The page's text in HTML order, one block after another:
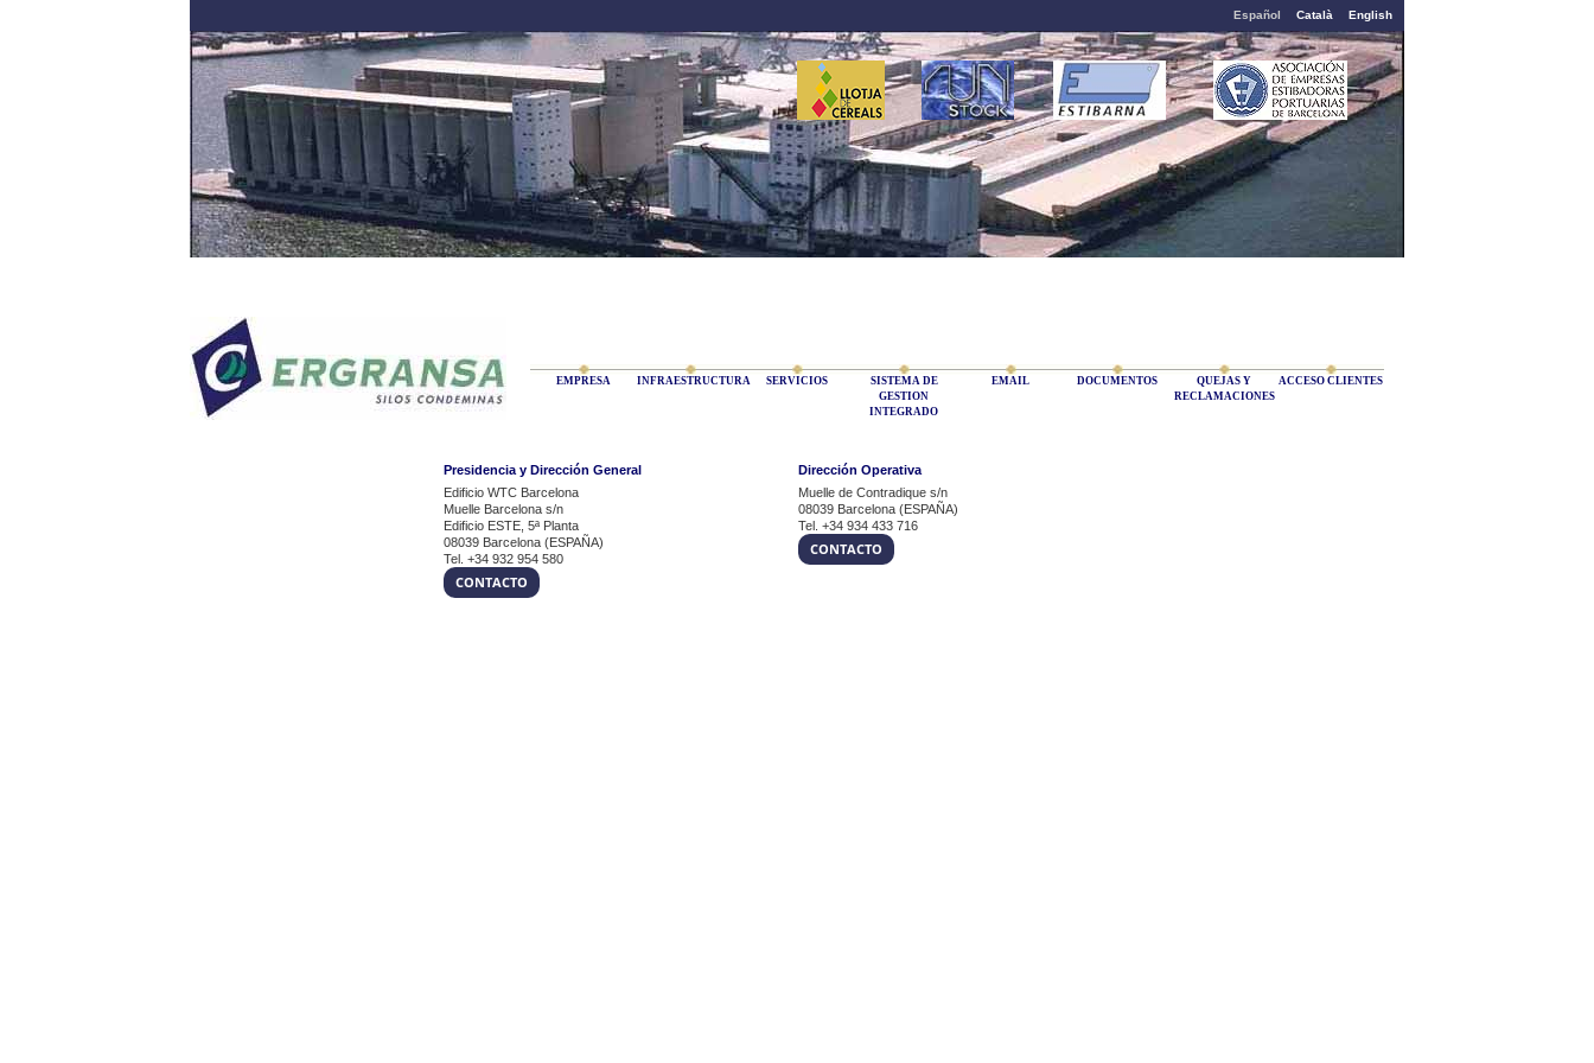
Español Català English
EMPRESA INFRAESTRUCTURA SERVICIOS
SISTEMA DE
GESTION
INTEGRADO
EMAIL DOCUMENTOS
QUEJAS Y
RECLAMACIONES
ACCESO CLIENTES
Presidencia y Dirección General
Edificio WTC Barcelona
Muelle Barcelona s/n
Edificio ESTE, 5ª Planta
08039 Barcelona (ESPAÑA)
Tel. +34 932 954 580
CONTACTO
Dirección Operativa
Muelle de Contradique s/n
08039 Barcelona (ESPAÑA)
Tel. +34 934 433 716
CONTACTO